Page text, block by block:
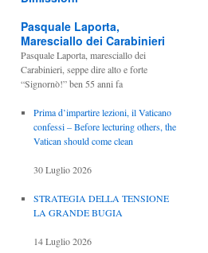
Pasquale Laporta,
Maresciallo dei Carabinieri
Pasquale Laporta, maresciallo dei
Carabinieri, seppe dire alto e forte
“Signornò!” ben 55 anni fa
Prima d’impartire lezioni, il Vaticano
confessi – Before lecturing others, the
Vatican should come clean
30 Luglio 2026
STRATEGIA DELLA TENSIONE
LA GRANDE BUGIA
14 Luglio 2026